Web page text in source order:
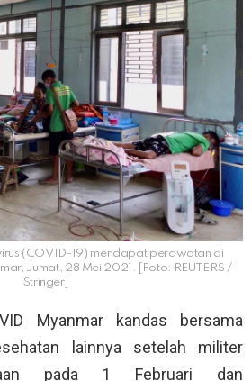
(COVID-19) mendapat perawatan di
Jumat, 28 Mei 2021. [Foto: REUTERS /
Stringer]
Myanmar kandas bersama
lainnya setelah militer
pada 1 Februari dan